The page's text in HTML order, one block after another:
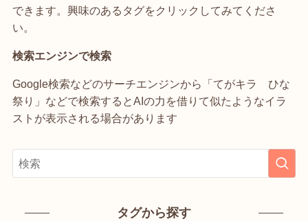
できます。興味のあるタグをクリックしてみてくださ
い。
検索エンジンで検索
Google検索などのサーチエンジンから「てがキラ ひな
祭り」などで検索するとAIの力を借りて似たようなイラ
ストが表示される場合があります
タグから探す